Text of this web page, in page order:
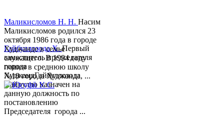
Гайбуллозода Х.Первый
заместитель председателя
города
ХуджандГайбуллозода
Хайрулло назначен на
данную должность по
постановлению
Председателя города ...
Маликисломов Н. Н. Насим
Маликисломов родился 23
октября 1986 года в городе
Худжанде в семье
служащего. В 1994 году
пошел в среднюю школу
№18 города Худжанда, ...